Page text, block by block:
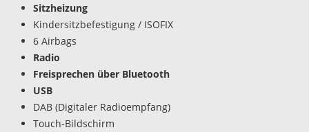
Sitzheizung
Kindersitzbefestigung / ISOFIX
6 Airbags
Radio
Freisprechen über Bluetooth
USB
DAB (Digitaler Radioempfang)
Touch-Bildschirm